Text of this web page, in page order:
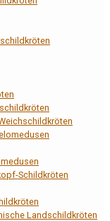
Schildkröten
Landschildkröten